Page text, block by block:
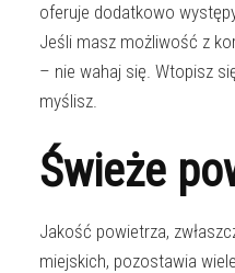
oferuje dodatkowo
Jeśli masz możliwość z
– nie wahaj się. Wtopisz
myślisz.
Świeże
Jakość powietrza,
miejskich, pozostawia